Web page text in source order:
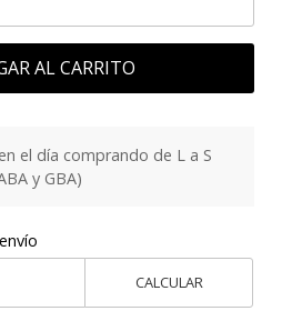
AL CARRITO
el día comprando de L a S
y GBA)
CALCULAR